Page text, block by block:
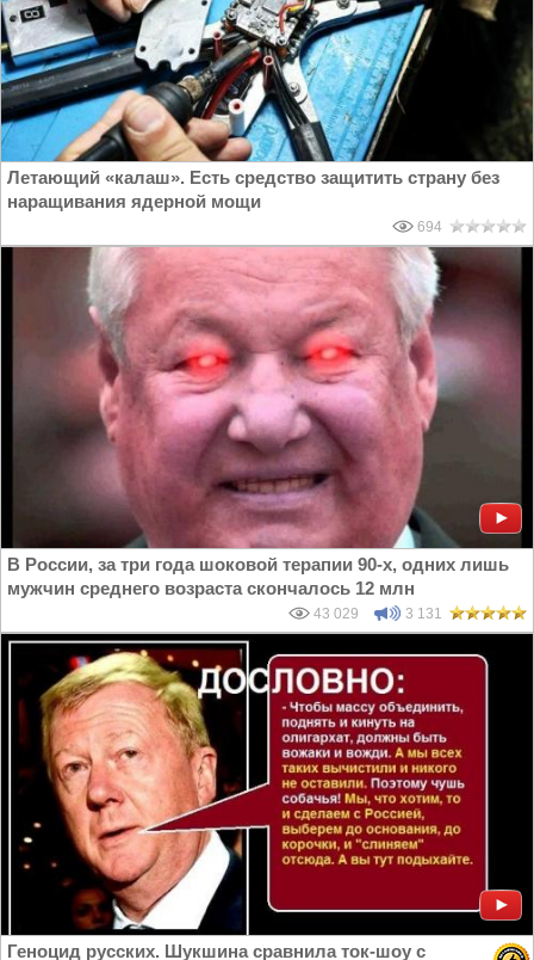
Летающий «калаш». Есть средство защитить страну без
наращивания ядерной мощи
694
В России, за три года шоковой терапии 90-х, одних лишь
мужчин среднего возраста скончалось 12 млн
43 029 3 131
Геноцид русских. Шукшина сравнила ток-шоу с